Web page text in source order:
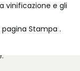
vinificazione e gli
Stampa .
accesso